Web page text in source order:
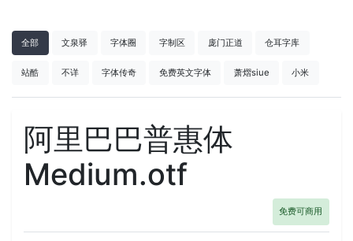
全部 文泉驿 字体圈 字制区 庞门正道 仓耳字库
站酷 不详 字体传奇 免费英文字体 萧熠siue 小米
阿里巴巴普惠体
Medium.otf
免费可商用